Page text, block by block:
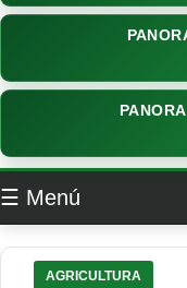
☰ Menú
AGRICULTURA